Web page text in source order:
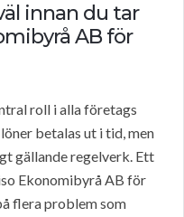
innan du tar
AB för
roll i alla företags
betalas ut i tid, men
gällande regelverk. Ett
Ekonomibyrå AB för
flera problem som